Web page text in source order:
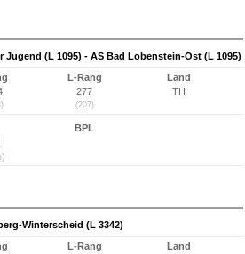
Jugend (L 1095) - AS Bad Lobenstein-Ost (L 1095)
L-Rang
277
(207)
Land
TH
BPL
Winterscheid (L 3342)
L-Rang
Land